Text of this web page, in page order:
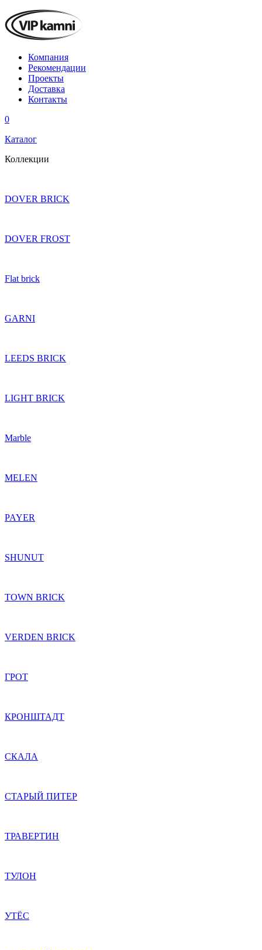
Компания
Рекомендации
Проекты
Доставка
Контакты
0
Каталог
Коллекции
DOVER BRICK
DOVER FROST
Flat brick
GARNI
LEEDS BRICK
LIGHT BRICK
Marble
MELEN
PAYER
SHUNUT
TOWN BRICK
VERDEN BRICK
ГРОТ
КРОНШТАДТ
СКАЛА
СТАРЫЙ ПИТЕР
ТРАВЕРТИН
ТУЛОН
УТЁС